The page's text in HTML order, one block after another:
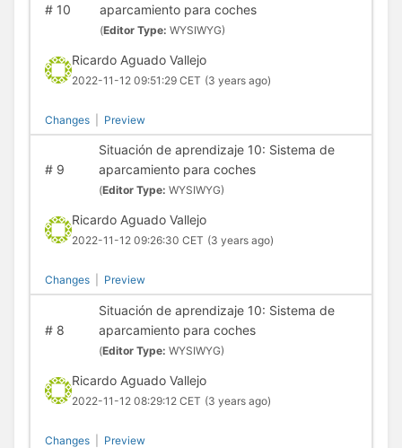
#10
aparcamiento para coches
(Editor Type: WYSIWYG)
Ricardo Aguado Vallejo
2022-11-12 09:51:29 CET (3 years ago)
Changes Preview
#9
Situación de aprendizaje 10: Sistema de
aparcamiento para coches
(Editor Type: WYSIWYG)
Ricardo Aguado Vallejo
2022-11-12 09:26:30 CET (3 years ago)
Changes Preview
#8
Situación de aprendizaje 10: Sistema de
aparcamiento para coches
(Editor Type: WYSIWYG)
Ricardo Aguado Vallejo
2022-11-12 08:29:12 CET (3 years ago)
Changes Preview